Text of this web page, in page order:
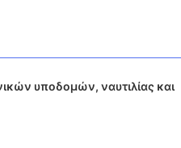
υποδομών, ναυτιλίας και